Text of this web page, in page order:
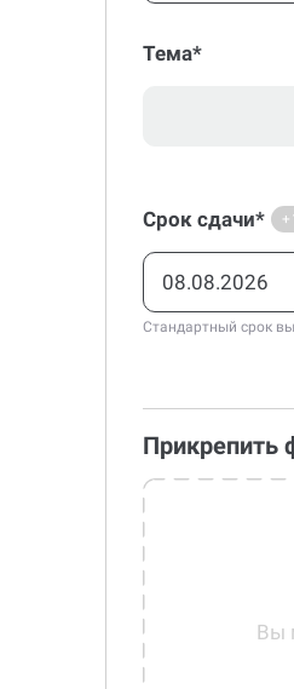
Тема*
Срок сдачи*
Стандартный срок
Прикрепить
Вы